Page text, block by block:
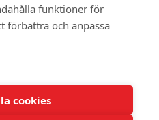
funktioner för
förbättra och anpassa
cookies
bästa
i mejlen
våra mest intressanta